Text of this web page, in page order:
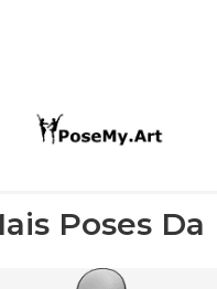
Poses